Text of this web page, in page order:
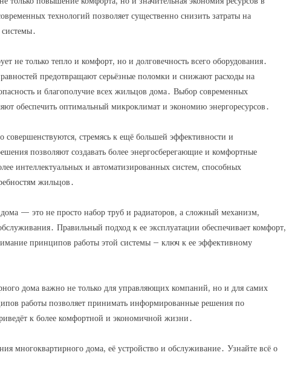
технологий позволяет существенно снизить затраты на
не только тепло и комфорт, но и долговечность всего оборудования․
предотвращают серьёзные поломки и снижают расходы на
и благополучие всех жильцов дома․ Выбор современных
обеспечить оптимальный микроклимат и экономию энергоресурсов․
стремясь к ещё большей эффективности и
позволяют создавать более энергосберегающие и комфортные
интеллектуальных и автоматизированных систем, способных
жильцов․
— это не просто набор труб и радиаторов, а сложный механизм,
Правильный подход к ее эксплуатации обеспечивает комфорт,
принципов работы этой системы – ключ к ее эффективному
дома важно не только для управляющих компаний, но и для самих
работы позволяет принимать информированные решения по
к более комфортной и экономичной жизни․
многоквартирного дома, её устройство и обслуживание․ Узнайте всё о